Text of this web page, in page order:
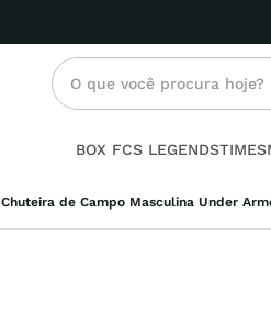
O que você procura hoje?
BOX FCS LEGENDSTIMES
Chuteira de Campo Masculina Under
Termos mais buscados
1º masculino